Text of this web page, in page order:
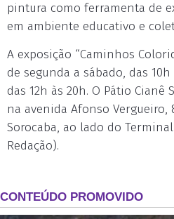
pintura como ferramenta de
em ambiente educativo e
A exposição “Caminhos
de segunda a sábado, das
das 12h às 20h. O Pátio
na avenida Afonso Vergueiro,
Sorocaba, ao lado do
Redação).